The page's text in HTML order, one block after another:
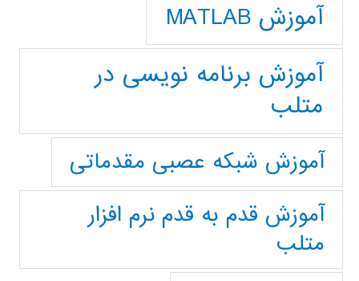
آموزش MATLAB
آموزش برنامه نویسی در
متلب
آموزش شبکه عصبی مقدماتی
آموزش قدم به قدم نرم افزار
متلب